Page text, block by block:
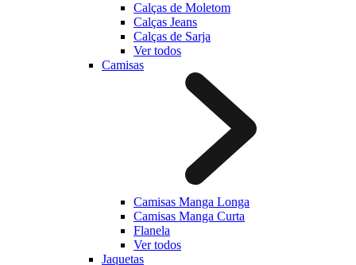
Calças de Moletom
Calças Jeans
Calças de Sarja
Ver todos
Camisas
Camisas Manga Longa
Camisas Manga Curta
Flanela
Ver todos
Jaquetas